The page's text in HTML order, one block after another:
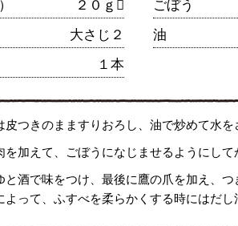
２０ｇ
ごぼう
大さじ２
油
１本
皮つきのまますりおろし、油で炒めて水を
を加えて、ごぼうになじませるようにして
と酒で味をつけ、最後に鷹の爪を加え、
って、ふすべを柔らかくする時にはだし